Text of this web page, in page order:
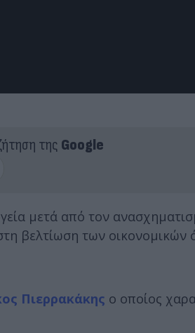
της Google
μετά από τον
βελτίωση των οικονομικών
Πιερρακάκης ο οποίος